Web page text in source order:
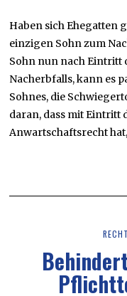
Haben sich Ehegatten
einzigen Sohn zum
Sohn nun nach Eintritt
Nacherbfalls, kann es
Sohnes, die
daran, dass mit Eintritt
Anwartschaftsrecht